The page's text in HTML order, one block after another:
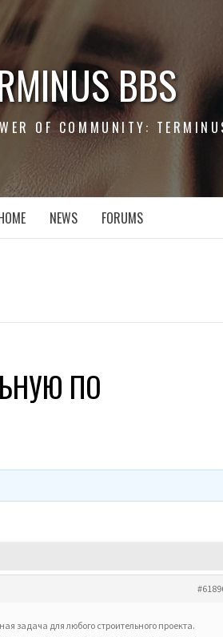
BBS
OF COMMUNITY:
NEWS FORUMS
ПО
задача для любого строительного проекта.